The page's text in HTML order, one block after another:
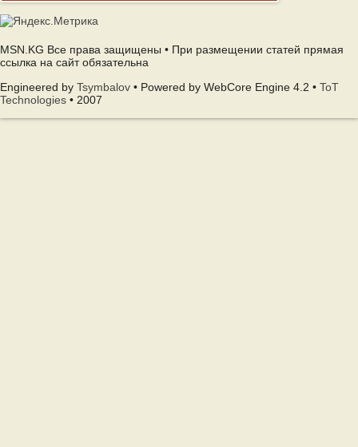
MSN.KG Все права защищены • При размещении статей прямая
ссылка на сайт обязательна
Engineered by Tsymbalov • Powered by WebCore Engine 4.2 • ToT
Technologies • 2007